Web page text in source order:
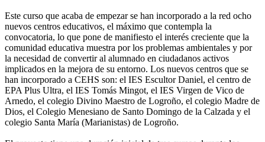
Este curso que acaba de empezar se han incorporado a la red ocho
nuevos centros educativos, el máximo que contempla la
convocatoria, lo que pone de manifiesto el interés creciente que la
comunidad educativa muestra por los problemas ambientales y por
la necesidad de convertir al alumnado en ciudadanos activos
implicados en la mejora de su entorno. Los nuevos centros que se
han incorporado a CEHS son: el IES Escultor Daniel, el centro de
EPA Plus Ultra, el IES Tomás Mingot, el IES Virgen de Vico de
Arnedo, el colegio Divino Maestro de Logroño, el colegio Madre de
Dios, el Colegio Menesiano de Santo Domingo de la Calzada y el
colegio Santa María (Marianistas) de Logroño.